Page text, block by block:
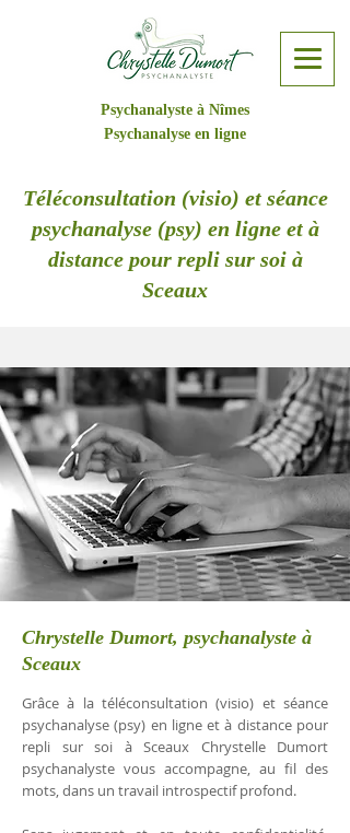
Psychanalyste à Nîmes
Psychanalyse en ligne
Téléconsultation (visio) et séance
psychanalyse (psy) en ligne et à
distance pour repli sur soi à
Sceaux
Chrystelle Dumort, psychanalyste à
Sceaux
Grâce à la téléconsultation (visio) et séance
psychanalyse (psy) en ligne et à distance pour
repli sur soi à Sceaux Chrystelle Dumort
psychanalyste vous accompagne, au fil des
mots, dans un travail introspectif profond.